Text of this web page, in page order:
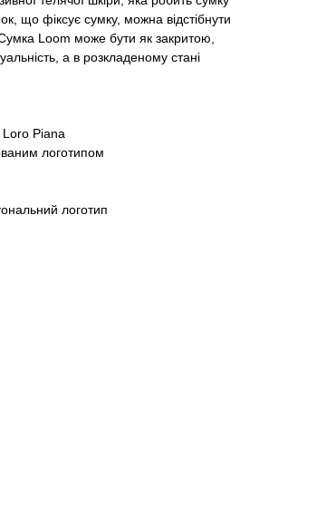
що фіксує сумку, можна відстібнути
Loom може бути як закритою,
а в розкладеному стані
Loro Piana
логотипом
логотип